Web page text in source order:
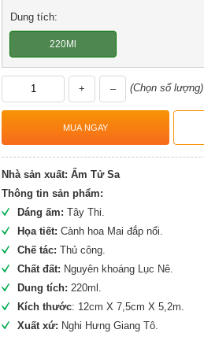
Dung tích:
220Ml
+ – (Chọn số lượng)
Nhà sản xuất: Ấm Tử Sa
Thông tin sản phẩm:
Dáng ấm:Tây Thi.
Họa tiết:Cành hoa Mai đắp nổi.
Chế tác: Thủ công.
Chất đất: Nguyên khoáng Lục Nê.
Dung tích: 220ml.
Kích thước: 12cm X 7,5cm X 5,2m.
Xuất xứ: Nghi Hưng Giang Tô.